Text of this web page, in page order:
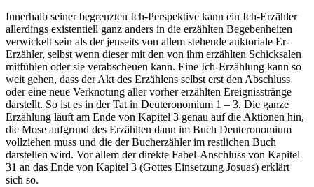
Innerhalb seiner begrenzten Ich-Perspektive kann ein Ich-Erzähler
allerdings existentiell ganz anders in die erzählten Begebenheiten
verwickelt sein als der jenseits von allem stehende auktoriale Er-
Erzähler, selbst wenn dieser mit den von ihm erzählten Schicksalen
mitfühlen oder sie verabscheuen kann. Eine Ich-Erzählung kann so
weit gehen, dass der Akt des Erzählens selbst erst den Abschluss
oder eine neue Verknotung aller vorher erzählten Ereignisstränge
darstellt. So ist es in der Tat in Deuteronomium 1 – 3. Die ganze
Erzählung läuft am Ende von Kapitel 3 genau auf die Aktionen hin,
die Mose aufgrund des Erzählten dann im Buch Deuteronomium
vollziehen muss und die der Bucherzähler im restlichen Buch
darstellen wird. Vor allem der direkte Fabel-Anschluss von Kapitel
31 an das Ende von Kapitel 3 (Gottes Einsetzung Josuas) erklärt
sich so.